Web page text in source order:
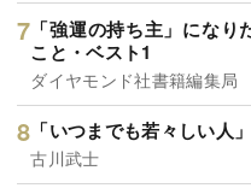
「強運の持ち主」にな
こと・ベスト1
ダイヤモンド社書籍編集局
「いつまでも若々しい人
古川武士